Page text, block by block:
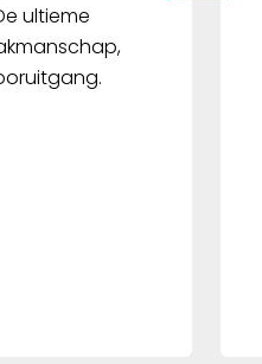
ultieme